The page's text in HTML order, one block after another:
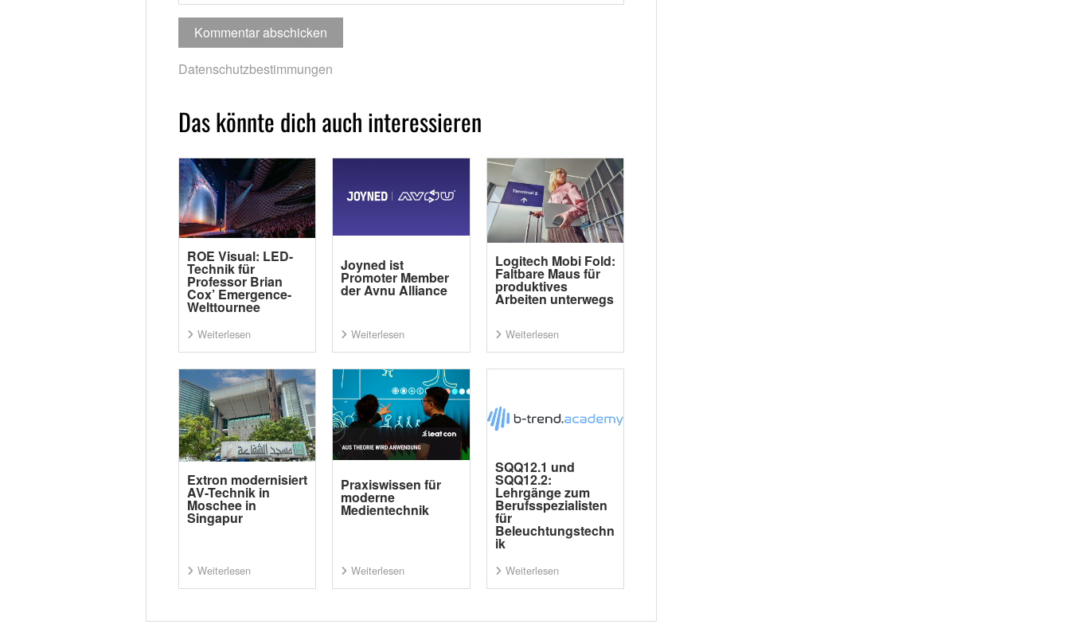
Datenschutzbestimmungen
Das könnte dich auch interessieren
ROE Visual: LED-
Technik für
Professor Brian
Cox’ Emergence-
Welttournee
Weiterlesen
Joyned ist
Promoter Member
der Avnu Alliance
Weiterlesen
Logitech Mobi Fold:
Faltbare Maus für
produktives
Arbeiten unterwegs
Weiterlesen
Extron modernisiert
AV-Technik in
Moschee in
Singapur
Weiterlesen
Praxiswissen für
moderne
Medientechnik
Weiterlesen
SQQ12.1 und
SQQ12.2:
Lehrgänge zum
Berufsspezialisten
für
Beleuchtungstechn
ik
Weiterlesen